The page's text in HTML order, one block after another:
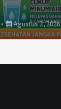
Agustus 2, 2026